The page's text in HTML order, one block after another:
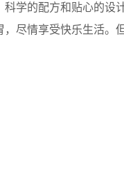
学的配方和贴心的设
尽情享受快乐生活。